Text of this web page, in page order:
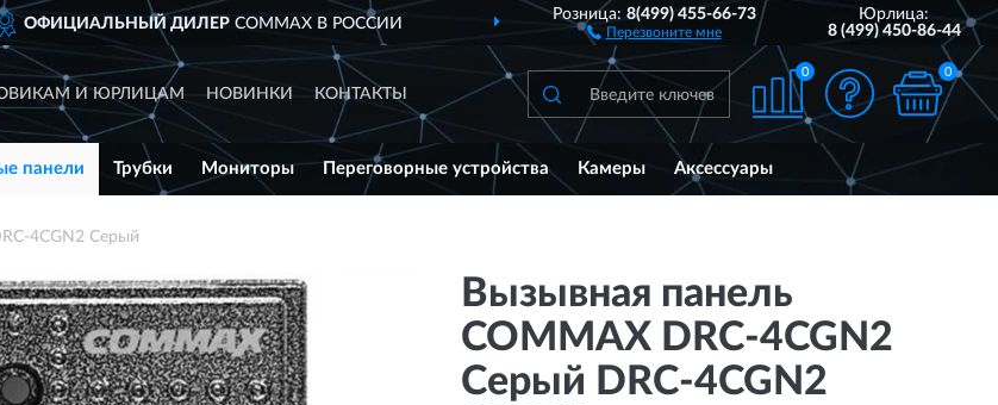
ОФИЦИАЛЬНЫЙ ДИЛЕРCOMMAX В РОССИИ ДОСТАВИМ ПО ВСЕЙ РОССИИ
Розница: 8(499) 455-66-73
Перезвоните мне
Юрлица:
8 (499) 450-86-44
И ЮРЛИЦАМ НОВИНКИ КОНТАКТЫ
0 0
панели Трубки Мониторы Переговорные устройства Камеры Аксессуары
4CGN2 Серый
Вызывная панель
COMMAX DRC-4CGN2
Серый DRC-4CGN2